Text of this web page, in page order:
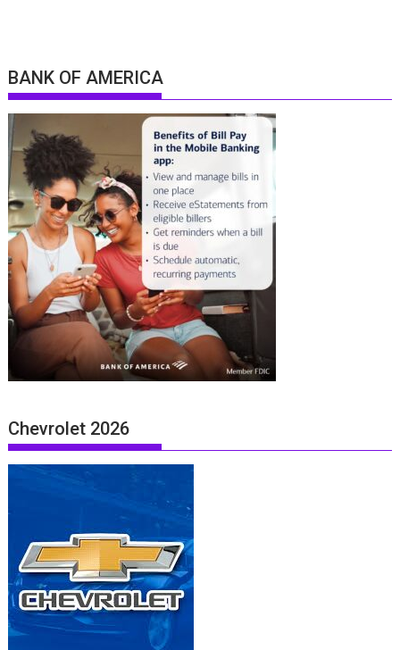
BANK OF AMERICA
Chevrolet 2026